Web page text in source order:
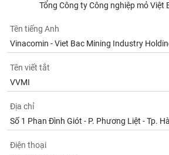
Tổng Công ty Công nghiệp mỏ Việt
Tên tiếng Anh
Vinacomin - Viet Bac Mining Industry
Tên viết tắt
VVMI
Địa chỉ
Số 1 Phan Đình Giót - P. Phương Liệt - Tp.
Điện thoại